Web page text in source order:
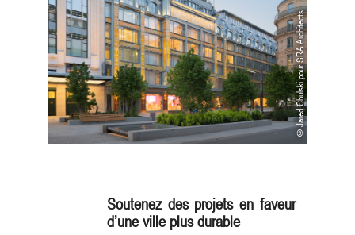
©Jared Chulski pour SRA Architects.
Soutenez des projets en faveur
d’une ville plus durable